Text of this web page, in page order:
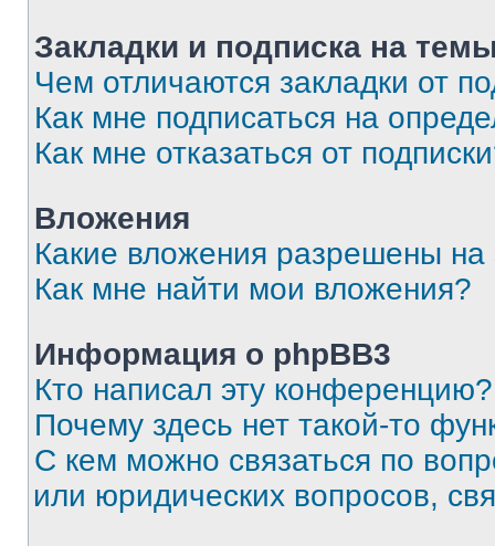
Закладки и подписка на
Чем отличаются закладки от
Как мне подписаться на
Как мне отказаться от
Вложения
Какие вложения разрешены
Как мне найти мои вложения?
Информация о phpBB3
Кто написал эту конференцию?
Почему здесь нет такой-то
С кем можно связаться по
или юридических вопросов,